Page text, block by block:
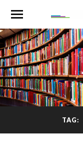
TAG: